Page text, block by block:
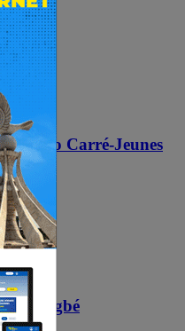
...
Radio Carré-Jeunes
de ...